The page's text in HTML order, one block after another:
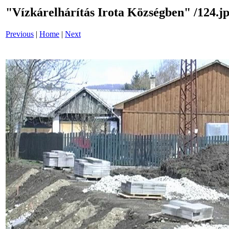
"Vízkárelhárítás Irota Községben" /
Previous | Home | Next